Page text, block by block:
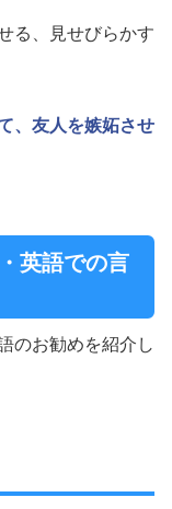
る、見せびらかす
、友人を嫉妬させ
英語での言
のお勧めを紹介し